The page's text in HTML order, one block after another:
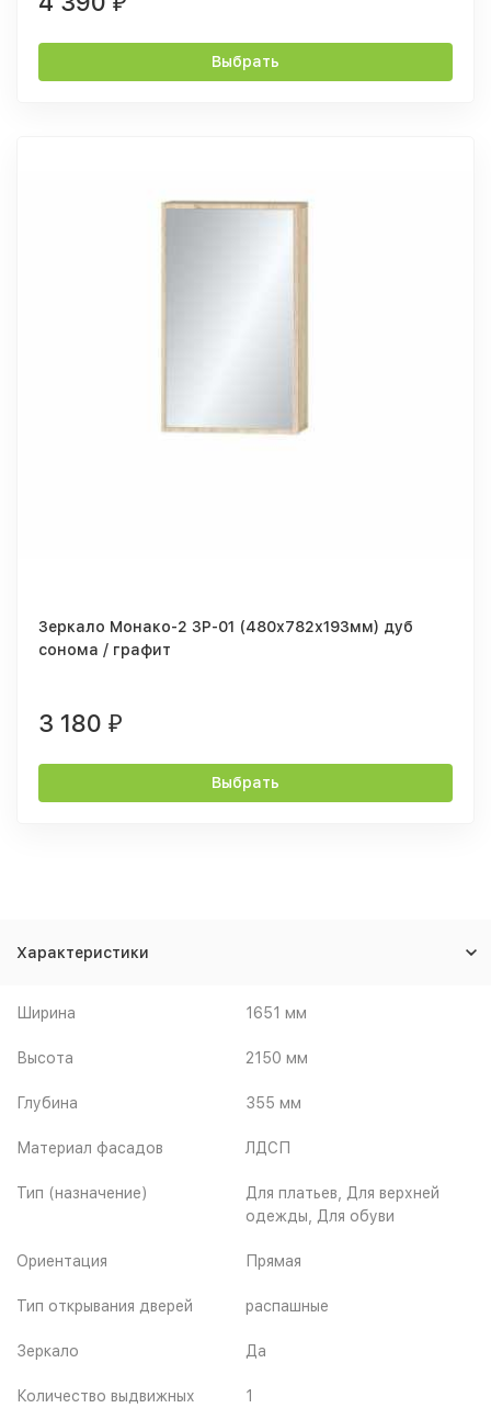
Выбрать
Зеркало Монако-2 ЗР-01 (480х782х193мм) дуб
сонома / графит
3 180 ₽
Выбрать
Характеристики
Ширина 1651 мм
Высота 2150 мм
Глубина 355 мм
Материал фасадов ЛДСП
Тип (назначение)
Для платьев, Для верхней
одежды, Для обуви
Ориентация Прямая
Тип открывания дверей распашные
Зеркало Да
Количество выдвижных
1